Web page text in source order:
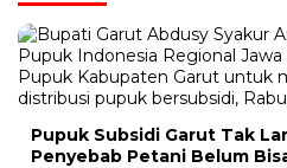
Pupuk Subsidi Garut Tak
Penyebab Petani Belum